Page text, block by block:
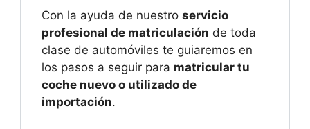
Con la ayuda de nuestro servicio
profesional de matriculación de toda
clase de automóviles te guiaremos en
los pasos a seguir para matricular tu
coche nuevo o utilizado de
importación.